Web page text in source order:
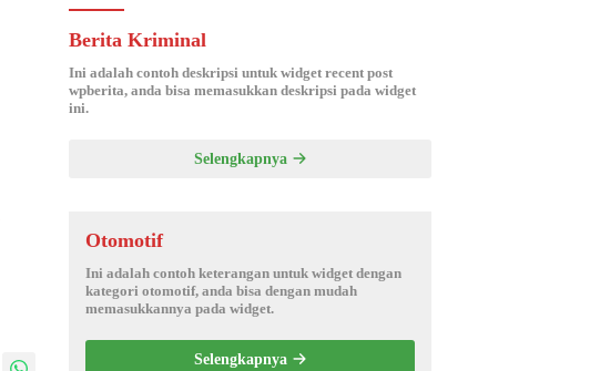
Berita Kriminal
Ini adalah contoh deskripsi untuk widget recent post
wpberita, anda bisa memasukkan deskripsi pada widget
ini.
Selengkapnya
Otomotif
Ini adalah contoh keterangan untuk widget dengan
kategori otomotif, anda bisa dengan mudah
memasukkannya pada widget.
Selengkapnya